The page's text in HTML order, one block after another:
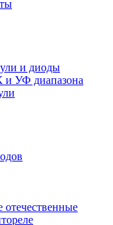
и диоды
УФ диапазона
отечественные